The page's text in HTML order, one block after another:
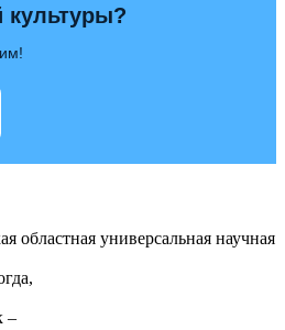
культуры?
областная универсальная научная
–